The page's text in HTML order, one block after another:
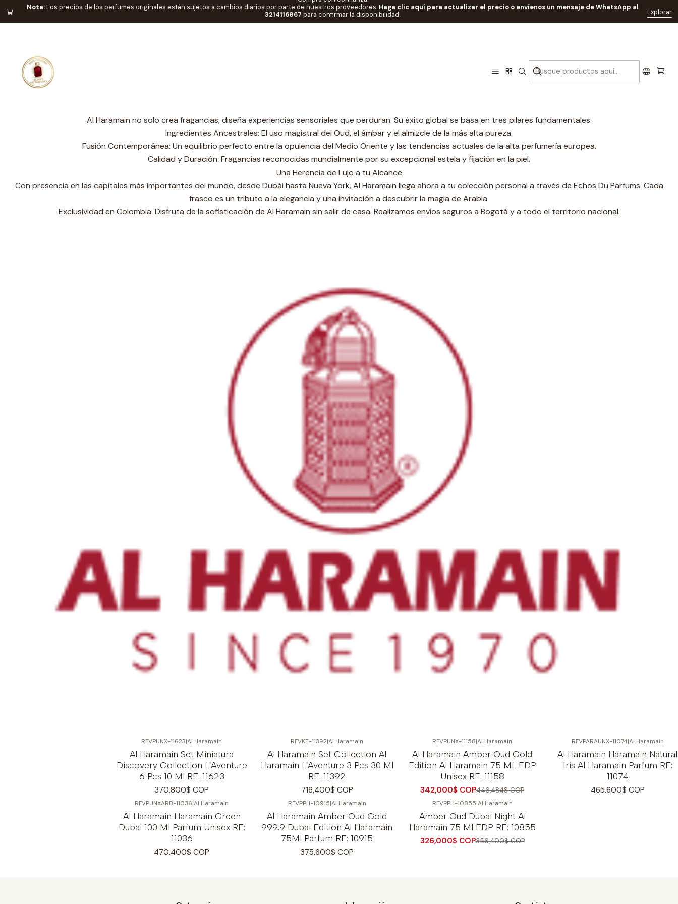
Nota:Los precios de los perfumes originales están sujetos a cambios diarios por parte de nuestros proveedores. Haga clic aquí para actualizar el precio o envíenos un mensaje de WhatsApp al
3214116867 para confirmar la disponibilidad. Explorar
Inicio CATEGORIAS 🚀Marcas EI Al Haramain
Desde su fundación en 1970 en la ciudad sagrada de La Meca, Al Haramain ha definido el estándar del lujo oriental. Con más de 50 años de maestría artesanal, la casa combina la
Al Haramain no solo crea fragancias; diseña experiencias sensoriales que perduran. Su éxito global se basa en tres pilares fundamentales:
Ingredientes Ancestrales: El uso magistral del Oud, el ámbar y el almizcle de la más alta pureza.
Fusión Contemporánea: Un equilibrio perfecto entre la opulencia del Medio Oriente y las tendencias actuales de la alta perfumería europea.
Calidad y Duración: Fragancias reconocidas mundialmente por su excepcional estela y fijación en la piel.
Una Herencia de Lujo a tu Alcance
Con presencia en las capitales más importantes del mundo, desde Dubái hasta Nueva York, Al Haramain llega ahora a tu colección personal a través de Echos Du Parfums. Cada
frasco es un tributo a la elegancia y una invitación a descubrir la magia de Arabia.
Exclusividad en Colombia: Disfruta de la sofisticación de Al Haramain sin salir de casa. Realizamos envíos seguros a Bogotá y a todo el territorio nacional.
RFVPUNX-11623|Al Haramain
Al Haramain Set Miniatura
Discovery Collection L'Aventure
6 Pcs 10 Ml RF: 11623
370,800$ COP
RFVKE-11392|Al Haramain
Al Haramain Set Collection Al
Haramain L'Aventure 3 Pcs 30 Ml
RF: 11392
716,400$ COP
RFVPUNX-11158|Al Haramain
Al Haramain Amber Oud Gold
Edition Al Haramain 75 ML EDP
Unisex RF: 11158
342,000$ COP446,484$ COP
RFVPARAUNX-11074|Al Haramain
Al Haramain Haramain Natural
Iris Al Haramain Parfum RF:
11074
465,600$ COP
RFVPUNXARB-11036|Al Haramain
Al Haramain Haramain Green
Dubai 100 Ml Parfum Unisex RF:
11036
470,400$ COP
RFVPPH-10915|Al Haramain
Al Haramain Amber Oud Gold
999.9 Dubai Edition Al Haramain
75Ml Parfum RF: 10915
375,600$ COP
RFVPPH-10855|Al Haramain
Amber Oud Dubai Night Al
Haramain 75 Ml EDP RF: 10855
326,000$ COP356,400$ COP